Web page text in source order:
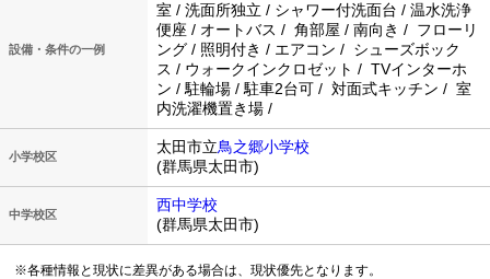
設備・条件の一例
室 / 洗面所独立 / シャワー付洗面台 / 温水洗浄
便座 / オートバス / 角部屋 / 南向き / フローリ
ング / 照明付き / エアコン / シューズボック
ス / ウォークインクロゼット / TVインターホ
ン / 駐輪場 / 駐車2台可 / 対面式キッチン / 室
内洗濯機置き場 /
小学校区
太田市立鳥之郷小学校
(群馬県太田市)
中学校区
西中学校
(群馬県太田市)
※各種情報と現状に差異がある場合は、現状優先となります。